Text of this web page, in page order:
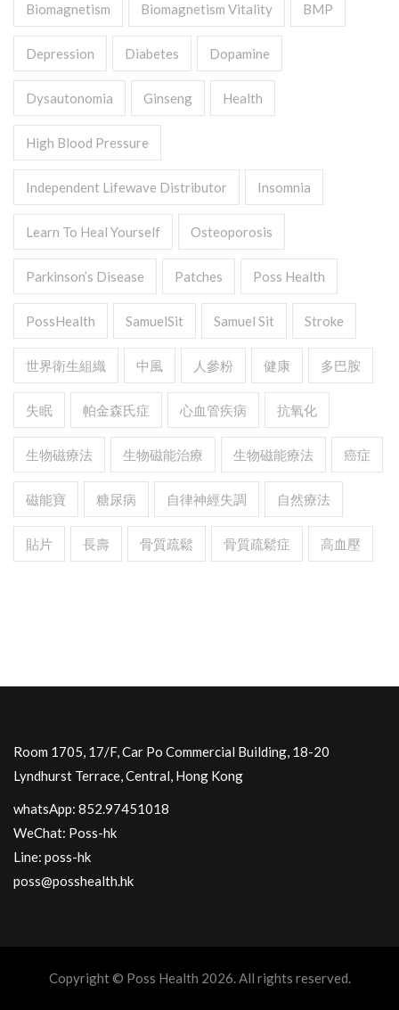
Biomagnetism Biomagnetism Vitality BMP
Depression Diabetes Dopamine
Dysautonomia Ginseng Health
High Blood Pressure
Independent Lifewave Distributor Insomnia
Learn To Heal Yourself Osteoporosis
Parkinson’s Disease Patches Poss Health
PossHealth SamuelSit Samuel Sit Stroke
世界衛生組織 中風 人參粉 健康 多巴胺
失眠 帕金森氏症 心血管疾病 抗氧化
生物磁療法 生物磁能治療 生物磁能療法 癌症
磁能寶 糖尿病 自律神經失調 自然療法
貼片 長壽 骨質疏鬆 骨質疏鬆症 高血壓
Room 1705, 17/F, Car Po Commercial Building, 18-20
Lyndhurst Terrace, Central, Hong Kong
whatsApp: 852.97451018
WeChat: Poss-hk
Line: poss-hk
poss@posshealth.hk
Copyright © Poss Health 2026. All rights reserved.